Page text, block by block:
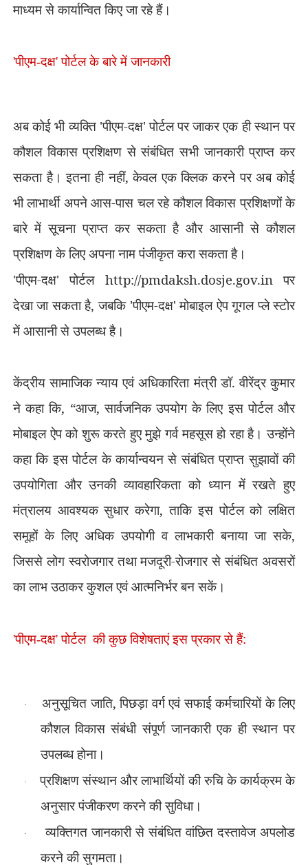
माध्यम से कार्यान्वित किए जा रहे हैं।
'पीएम-दक्ष'पोर्टल के बारे में जानकारी
अब कोई भी व्यक्ति 'पीएम-दक्ष'पोर्टल पर जाकर एक ही स्थान पर
कौशल विकास प्रशिक्षण से संबंधित सभी जानकारी प्राप्त कर
सकता है। इतना ही नहीं,केवल एक क्लिक करने पर अब कोई
भी लाभार्थी अपने आस-पास चल रहे कौशल विकास प्रशिक्षणों के
बारे में सूचना प्राप्त कर सकता है और आसानी से कौशल
प्रशिक्षण के लिए अपना नाम पंजीकृत करा सकता है।
'पीएम-दक्ष'पोर्टल http://pmdaksh.dosje.gov.inपर
देखा जा सकता है,जबकि 'पीएम-दक्ष'मोबाइल ऐप गूगल प्ले स्टोर
में आसानी से उपलब्ध है।
केंद्रीय सामाजिक न्याय एवं अधिकारिता मंत्री डॉ. वीरेंद्र कुमार
ने कहा कि, “आज,सार्वजनिक उपयोग के लिए इस पोर्टल और
मोबाइल ऐप को शुरू करते हुए मुझे गर्व महसूस हो रहा है। उन्‍होंने
कहा कि इस पोर्टल के कार्यान्वयन से संबंधित प्राप्त सुझावों की
उपयोगिता और उनकी व्यावहारिकता को ध्यान में रखते हुए
मंत्रालय आवश्यक सुधार करेगा,ताकि इस पोर्टल को लक्षित
समूहों के लिए अधिक उपयोगी व लाभकारी बनाया जा सके,
जिससे लोग स्वरोजगार तथा मजदूरी-रोजगार से संबंधित अवसरों
का लाभ उठाकर कुशल एवं आत्मनिर्भर बन सकें।
'पीएम-दक्ष'पोर्टल की कुछ विशेषताएं इस प्रकार से हैं:
· अनुसूचित जाति,पिछड़ा वर्ग एवं सफाई कर्मचारियों के लिए
कौशल विकास संबंधी संपूर्ण जानकारी एक ही स्थान पर
उपलब्ध होना।
·
प्रशिक्षण संस्थान और लाभार्थियों की रुचि के कार्यक्रम के
अनुसार पंजीकरण करने की सुविधा।
·
व्यक्तिगत जानकारी से संबंधित वांछित दस्तावेज अपलोड
करने की सुगमता।